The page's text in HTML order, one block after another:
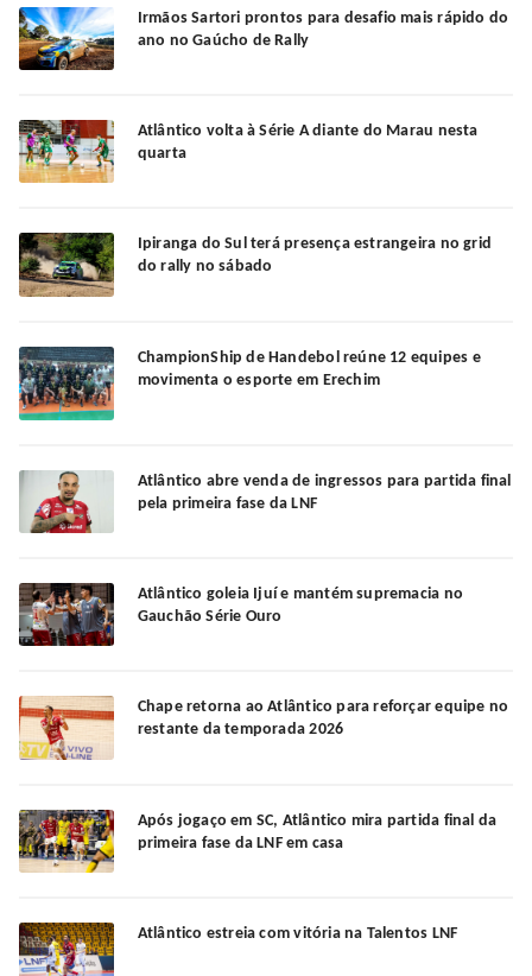
Irmãos Sartori prontos para desafio mais rápido do
ano no Gaúcho de Rally
Atlântico volta à Série A diante do Marau nesta
quarta
Ipiranga do Sul terá presença estrangeira no grid
do rally no sábado
ChampionShip de Handebol reúne 12 equipes e
movimenta o esporte em Erechim
Atlântico abre venda de ingressos para partida final
pela primeira fase da LNF
Atlântico goleia Ijuí e mantém supremacia no
Gauchão Série Ouro
Chape retorna ao Atlântico para reforçar equipe no
restante da temporada 2026
Após jogaço em SC, Atlântico mira partida final da
primeira fase da LNF em casa
Atlântico estreia com vitória na Talentos LNF